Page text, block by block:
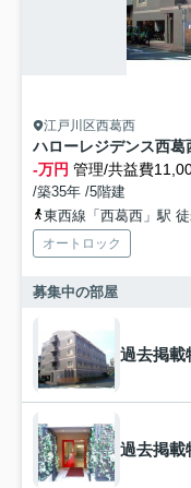
江戸川区西葛西
ハローレジデンス西葛
-万円 管理/共益費
/築35年 /5階建
東西線「西葛西」駅
オートロック
募集中の部屋
過去掲載
過去掲載